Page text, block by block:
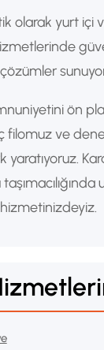
olarak yurt içi
ön
filomuz ve
yaratıyoruz.